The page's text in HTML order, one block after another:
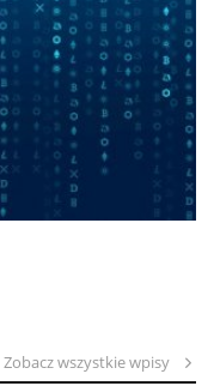
Zobacz wszystkie wpisy